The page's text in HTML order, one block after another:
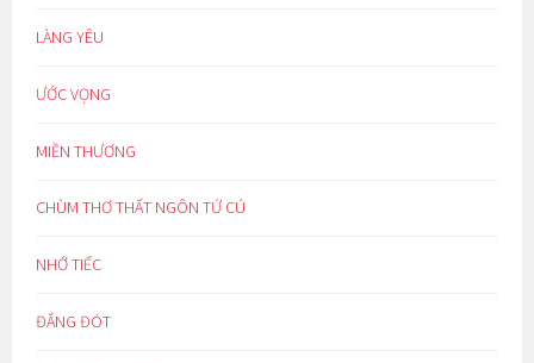
LÀNG YÊU
ƯỚC VỌNG
MIỀN THƯƠNG
CHÙM THƠ THẤT NGÔN TỨ CÚ
NHỚ TIẾC
ĐẮNG ĐÓT